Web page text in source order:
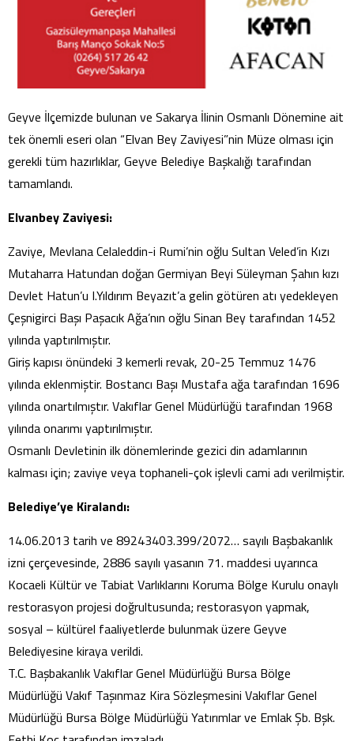
Geyve İlçemizde bulunan ve Sakarya İlinin Osmanlı Dönemine ait
tek önemli eseri olan “Elvan Bey Zaviyesi”nin Müze olması için
gerekli tüm hazırlıklar, Geyve Belediye Başkalığı tarafından
tamamlandı.
Elvanbey Zaviyesi:
Zaviye, Mevlana Celaleddin-i Rumi’nin oğlu Sultan Veled’in Kızı
Mutaharra Hatundan doğan Germiyan Beyi Süleyman Şahın kızı
Devlet Hatun’u I.Yıldırım Beyazıt’a gelin götüren atı yedekleyen
Çeşnigirci Başı Paşacık Ağa’nın oğlu Sinan Bey tarafından 1452
yılında yaptırılmıştır.
Giriş kapısı önündeki 3 kemerli revak, 20-25 Temmuz 1476
yılında eklenmiştir. Bostancı Başı Mustafa ağa tarafından 1696
yılında onartılmıştır. Vakıflar Genel Müdürlüğü tarafından 1968
yılında onarımı yaptırılmıştır.
Osmanlı Devletinin ilk dönemlerinde gezici din adamlarının
kalması için; zaviye veya tophaneli-çok işlevli cami adı verilmiştir.
Belediye’ye Kiralandı:
14.06.2013 tarih ve 89243403.399/2072… sayılı Başbakanlık
izni çerçevesinde, 2886 sayılı yasanın 71. maddesi uyarınca
Kocaeli Kültür ve Tabiat Varlıklarını Koruma Bölge Kurulu onaylı
restorasyon projesi doğrultusunda; restorasyon yapmak,
sosyal – kültürel faaliyetlerde bulunmak üzere Geyve
Belediyesine kiraya verildi.
T.C. Başbakanlık Vakıflar Genel Müdürlüğü Bursa Bölge
Müdürlüğü Vakıf Taşınmaz Kira Sözleşmesini Vakıflar Genel
Müdürlüğü Bursa Bölge Müdürlüğü Yatırımlar ve Emlak Şb. Bşk.